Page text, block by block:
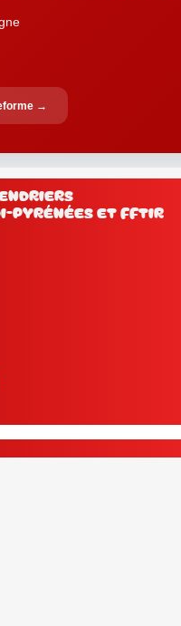
→
Pyrénées et FFtir